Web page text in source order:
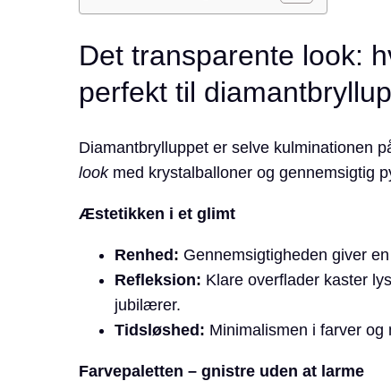
Det transparente look:
perfekt til diamantbryllup
Diamantbrylluppet er selve kulminationen
lookmed krystalballoner og gennemsigtig
Æstetikken i et glimt
Renhed: Gennemsigtigheden giver
Refleksion: Klare overflader kaster
jubilærer.
Tid­sløshed: Minimalismen i farver
Farvepaletten – gnistre uden at larme